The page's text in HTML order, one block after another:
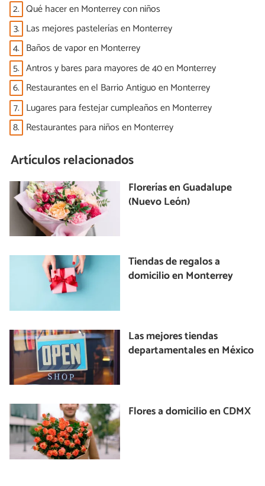
2. Qué hacer en Monterrey con niños
3. Las mejores pastelerías en Monterrey
4. Baños de vapor en Monterrey
5. Antros y bares para mayores de 40 en Monterrey
6. Restaurantes en el Barrio Antiguo en Monterrey
7. Lugares para festejar cumpleaños en Monterrey
8. Restaurantes para niños en Monterrey
Artículos relacionados
Florerías en Guadalupe
(Nuevo León)
Tiendas de regalos a
domicilio en Monterrey
Las mejores tiendas
departamentales en México
Flores a domicilio en CDMX